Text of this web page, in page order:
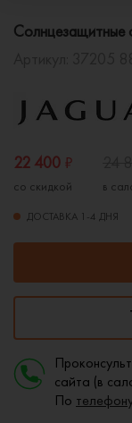
Солнцезащитные
22 400 ₽
со скидкой в
ДОСТАВКА 1-4 ДНЯ
сайта (в
По